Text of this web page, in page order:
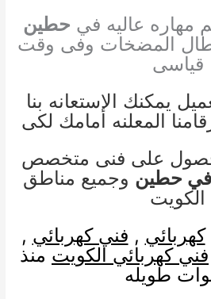
مهاره عاليه في حطين
المضخات وفى وقت
قياسى
يمكنك الاستعانه بنا
المعلنه أمامك لكى
على فنى متخصص
في حطين وجميع مناطق
الكويت
كهربائي , فني كهربائي ,
فني كهربائي الكويت منذ
طويله